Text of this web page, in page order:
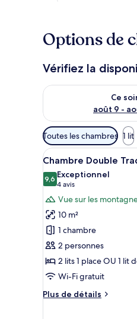
Options de
Vérifiez la
Ce
août 9 -
Vérifier la
Filtres
disponibles
pour
les
chambres
Toutes les chambres 1 lit
Afficher
toutes
les
photos
pour
ce
type
de
chambre :
Chambre
Double
2
Chambre Double
9,69,6 sur 10
Exceptionnel
4 avis
(4 avis)
Vue sur les
10 m²
1 chambre
2 personnes
2 lits 1 place OU 1 lit
Wi-Fi gratuit
Plus de détails
Plus